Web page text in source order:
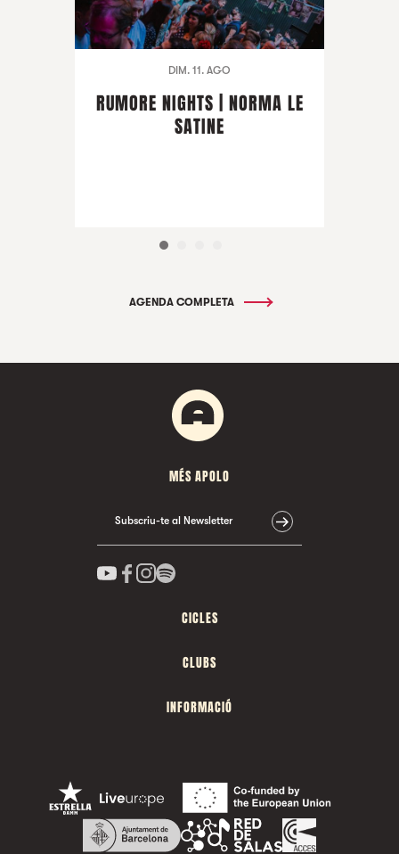
DIM. 11. AGO
RUMORE NIGHTS | NORMA LE
SATINE
AGENDA COMPLETA
MÉS APOLO
Subscriu-te al Newsletter
CICLES
CLUBS
INFORMACIÓ